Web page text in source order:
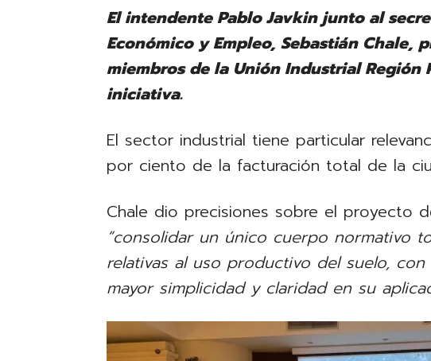
El intendente Pablo Javkin junto al
Económico y Empleo, Sebastián Chale,
miembros de la Unión Industrial Región
iniciativa.
El sector industrial tiene particular
por ciento de la facturación total de la
Chale dio precisiones sobre el proyecto
“consolidar un único cuerpo normativo
relativas al uso productivo del suelo,
mayor simplicidad y claridad en su